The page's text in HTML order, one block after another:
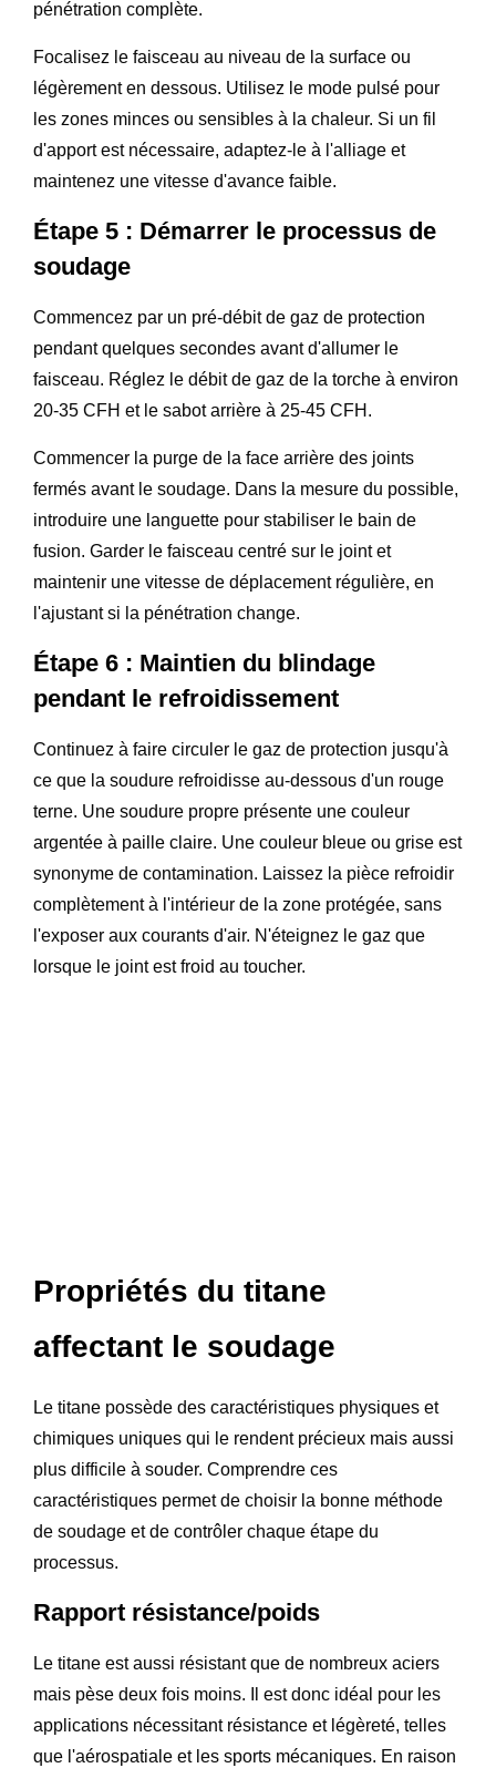
pénétration complète.
Focalisez le faisceau au niveau de la surface ou
légèrement en dessous. Utilisez le mode pulsé pour
les zones minces ou sensibles à la chaleur. Si un fil
d'apport est nécessaire, adaptez-le à l'alliage et
maintenez une vitesse d'avance faible.
Étape 5 : Démarrer le processus de
soudage
Commencez par un pré-débit de gaz de protection
pendant quelques secondes avant d'allumer le
faisceau. Réglez le débit de gaz de la torche à environ
20-35 CFH et le sabot arrière à 25-45 CFH.
Commencer la purge de la face arrière des joints
fermés avant le soudage. Dans la mesure du possible,
introduire une languette pour stabiliser le bain de
fusion. Garder le faisceau centré sur le joint et
maintenir une vitesse de déplacement régulière, en
l'ajustant si la pénétration change.
Étape 6 : Maintien du blindage
pendant le refroidissement
Continuez à faire circuler le gaz de protection jusqu'à
ce que la soudure refroidisse au-dessous d'un rouge
terne. Une soudure propre présente une couleur
argentée à paille claire. Une couleur bleue ou grise est
synonyme de contamination. Laissez la pièce refroidir
complètement à l'intérieur de la zone protégée, sans
l'exposer aux courants d'air. N'éteignez le gaz que
lorsque le joint est froid au toucher.
Propriétés du titane
affectant le soudage
Le titane possède des caractéristiques physiques et
chimiques uniques qui le rendent précieux mais aussi
plus difficile à souder. Comprendre ces
caractéristiques permet de choisir la bonne méthode
de soudage et de contrôler chaque étape du
processus.
Rapport résistance/poids
Le titane est aussi résistant que de nombreux aciers
mais pèse deux fois moins. Il est donc idéal pour les
applications nécessitant résistance et légèreté, telles
que l'aérospatiale et les sports mécaniques. En raison